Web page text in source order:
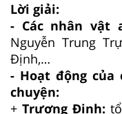
Lời giải:
- Các nhân vật
Nguyễn Trung
Định,…
- Hoạt động của
chuyện:
+ Trương Định: